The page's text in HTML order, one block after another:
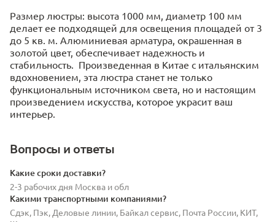
Размер люстры: высота 1000 мм, диаметр 100 мм
делает ее подходящей для освещения площадей от 3
до 5 кв. м. Алюминиевая арматура, окрашенная в
золотой цвет, обеспечивает надежность и
стабильность. Произведенная в Китае с итальянским
вдохновением, эта люстра станет не только
функциональным источником света, но и настоящим
произведением искусства, которое украсит ваш
интерьер.
Вопросы и ответы
Какие сроки доставки?
2-3 рабочих дня Москва и обл
Какими транспортными компаниями?
Сдэк, Пэк, Деловые линии, Байкал сервис, Почта России, КИТ,